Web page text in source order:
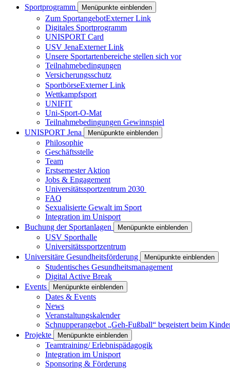
Sportprogramm Menüpunkte einblenden
Zum SportangebotExterner Link
Digitales Sportprogramm
UNISPORT Card
USV JenaExterner Link
Unsere Sportartenbereiche stellen sich vor
Teilnahmebedingungen
Versicherungsschutz
SportbörseExterner Link
Wettkampfsport
UNIFIT
Uni-Sport-O-Mat
Teilnahmebedingungen Gewinnspiel
UNISPORT Jena
Menüpunkte einblenden
Philosophie
Geschäftsstelle
Team
Erstsemester Aktion
Jobs & Engagement
Universitätssportzentrum 2030
FAQ
Sexualisierte Gewalt im Sport
Integration im Unisport
Buchung der Sportanlagen
Menüpunkte einblenden
USV Sporthalle
Universitätssportzentrum
Universitäre Gesundheitsförderung
Menüpunkte einblenden
Studentisches Gesundheitsmanagement
Digital Active Break
Events
Menüpunkte einblenden
Dates & Events
News
Veranstaltungskalender
Schnupperangebot „Geh-Fußball“ begeistert beim
Projekte
Menüpunkte einblenden
Teamtraining/ Erlebnispädagogik
Integration im Unisport
Sponsoring & Förderung